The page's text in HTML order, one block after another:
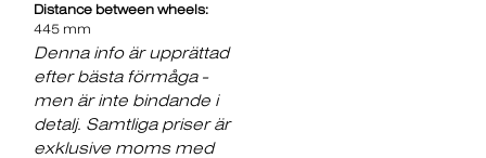
Distance between wheels:
445 mm
Denna info är upprättad
efter bästa förmåga -
men är inte bindande i
detalj. Samtliga priser är
exklusive moms med